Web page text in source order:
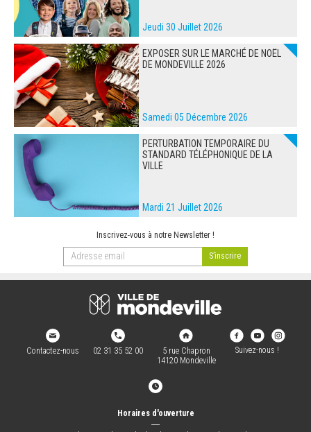
Jeudi 30 Juillet 2026
EXPOSER SUR LE MARCHÉ DE NOËL
DE MONDEVILLE 2026
Samedi 05 Décembre 2026
PERTURBATION TEMPORAIRE DU
STANDARD TÉLÉPHONIQUE DE LA
VILLE
Mardi 21 Juillet 2026
Inscrivez-vous à notre Newsletter !
Contactez-nous 02 31 35 52 00
5 rue Chapron
14120 Mondeville
Suivez-nous !
Horaires d'ouverture
―